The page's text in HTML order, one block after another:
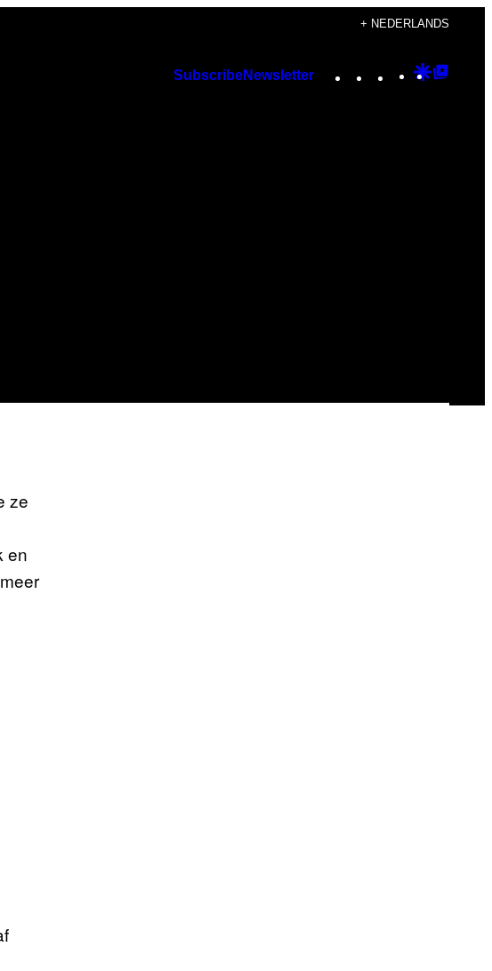
+ NEDERLANDS
SubscribeNewsletter Instagram
TikTok
YouTube
Google
ze
en